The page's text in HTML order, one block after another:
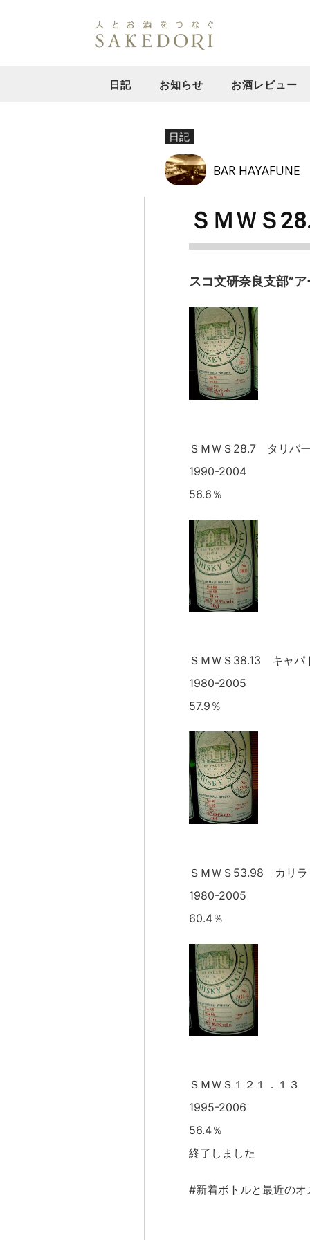
日記 お知らせ お酒レビュー
日記
BAR HAYAFUNE
ＳＭＷＳ
スコ文研奈良支部”
ＳＭＷＳ28.7 タリバ
1990-2004
56.6％
ＳＭＷＳ38.13 キャパ
1980-2005
57.9％
ＳＭＷＳ53.98 カリラ
1980-2005
60.4％
ＳＭＷＳ１２１．１３
1995-2006
56.4％
終了しました
#新着ボトルと最近のオ